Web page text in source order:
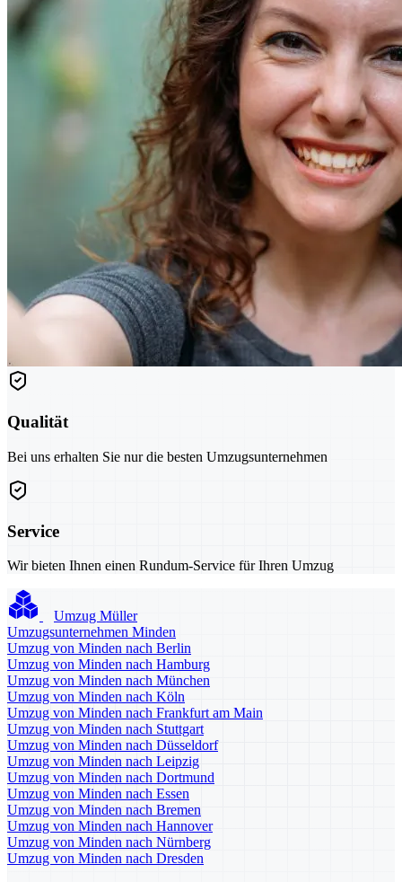
Qualität
Bei uns erhalten Sie nur die besten Umzugsunternehmen
Service
Wir bieten Ihnen einen Rundum-Service für Ihren Umzug
Umzug Müller
Umzugsunternehmen Minden
Umzug von Minden nach Berlin
Umzug von Minden nach Hamburg
Umzug von Minden nach München
Umzug von Minden nach Köln
Umzug von Minden nach Frankfurt am Main
Umzug von Minden nach Stuttgart
Umzug von Minden nach Düsseldorf
Umzug von Minden nach Leipzig
Umzug von Minden nach Dortmund
Umzug von Minden nach Essen
Umzug von Minden nach Bremen
Umzug von Minden nach Hannover
Umzug von Minden nach Nürnberg
Umzug von Minden nach Dresden